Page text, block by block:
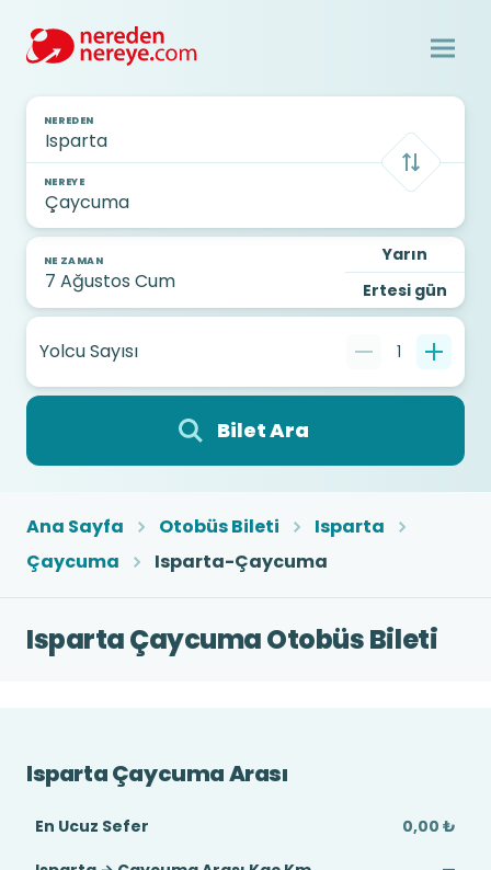
NEREDEN
NEREYE
NE ZAMAN
Yarın
Ertesi gün
Yolcu Sayısı 1
Bilet Ara
Ana Sayfa Otobüs Bileti
Isparta
Çaycuma
Isparta-Çaycuma
Isparta Çaycuma Otobüs Bileti
Isparta Çaycuma Arası
En Ucuz Sefer
0,00 ₺